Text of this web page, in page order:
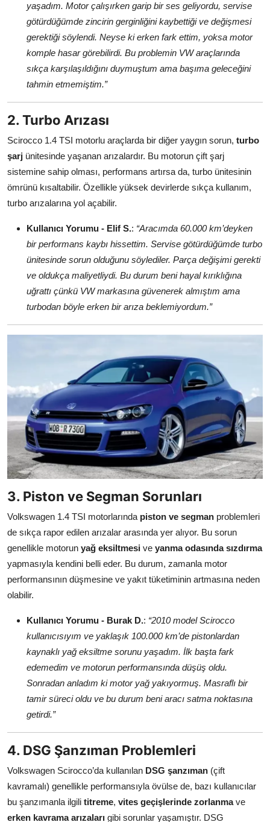
yaşadım. Motor çalışırken garip bir ses geliyordu, servise
götürdüğümde zincirin gerginliğini kaybettiği ve değişmesi
gerektiği söylendi. Neyse ki erken fark ettim, yoksa motor
komple hasar görebilirdi. Bu problemin VW araçlarında
sıkça karşılaşıldığını duymuştum ama başıma geleceğini
tahmin etmemiştim.”
2. Turbo Arızası
Scirocco 1.4 TSI motorlu araçlarda bir diğer yaygın sorun, turbo
şarj ünitesinde yaşanan arızalardır. Bu motorun çift şarj
sistemine sahip olması, performans artırsa da, turbo ünitesinin
ömrünü kısaltabilir. Özellikle yüksek devirlerde sıkça kullanım,
turbo arızalarına yol açabilir.
Kullanıcı Yorumu - Elif S.: “Aracımda 60.000 km’deyken
bir performans kaybı hissettim. Servise götürdüğümde turbo
ünitesinde sorun olduğunu söylediler. Parça değişimi gerekti
ve oldukça maliyetliydi. Bu durum beni hayal kırıklığına
uğrattı çünkü VW markasına güvenerek almıştım ama
turbodan böyle erken bir arıza beklemiyordum.”
3. Piston ve Segman Sorunları
Volkswagen 1.4 TSI motorlarında piston ve segman problemleri
de sıkça rapor edilen arızalar arasında yer alıyor. Bu sorun
genellikle motorun yağ eksiltmesi ve yanma odasında sızdırma
yapmasıyla kendini belli eder. Bu durum, zamanla motor
performansının düşmesine ve yakıt tüketiminin artmasına neden
olabilir.
Kullanıcı Yorumu - Burak D.: “2010 model Scirocco
kullanıcısıyım ve yaklaşık 100.000 km’de pistonlardan
kaynaklı yağ eksiltme sorunu yaşadım. İlk başta fark
edemedim ve motorun performansında düşüş oldu.
Sonradan anladım ki motor yağ yakıyormuş. Masraflı bir
tamir süreci oldu ve bu durum beni aracı satma noktasına
getirdi.”
4. DSG Şanzıman Problemleri
Volkswagen Scirocco’da kullanılan DSG şanzıman (çift
kavramalı) genellikle performansıyla övülse de, bazı kullanıcılar
bu şanzımanla ilgili titreme, vites geçişlerinde zorlanmave
erken kavrama arızaları gibi sorunlar yaşamıştır. DSG